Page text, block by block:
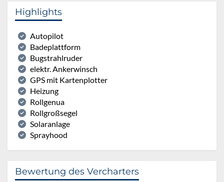
Highlights
Autopilot
Badeplattform
Bugstrahlruder
elektr. Ankerwinsch
GPS mit Kartenplotter
Heizung
Rollgenua
Rollgroßsegel
Solaranlage
Sprayhood
Bewertung des Vercharters